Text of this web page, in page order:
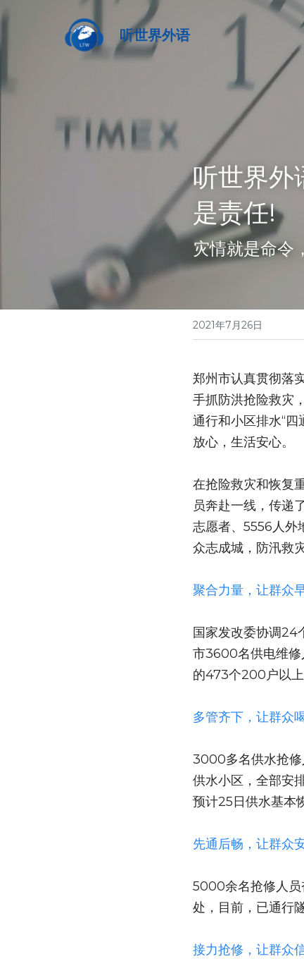
听世界外语
听世界
是责任!
灾情就是命令
2021年7月26日
郑州市认真贯彻落
手抓防洪抢险救灾
通行和小区排水“
放心，生活安心。
在抢险救灾和恢复
员奔赴一线，传递
志愿者、5556人外
众志成城，防汛救
聚合力量，让群众
国家发改委协调24
市3600名供电维修
的473个200户以上
多管齐下，让群众
3000多名供水抢修
供水小区，全部安
预计25日供水基本
先通后畅，让群众
5000余名抢修人员
处，目前，已通行
接力抢修，让群众